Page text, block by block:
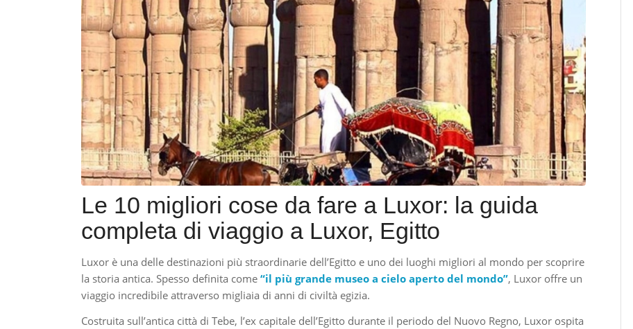
Le 10 migliori cose da fare a Luxor: la guida
completa di viaggio a Luxor, Egitto
Luxor è una delle destinazioni più straordinarie dell’Egitto e uno dei luoghi migliori al mondo per scoprire
la storia antica. Spesso definita come“il più grande museo a cielo aperto del mondo”, Luxor offre un
viaggio incredibile attraverso migliaia di anni di civiltà egizia.
Costruita sull’antica città di Tebe, l’ex capitale dell’Egitto durante il periodo del Nuovo Regno, Luxor ospita